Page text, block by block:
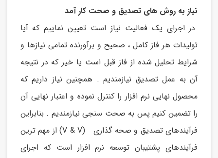
نیاز به روش های تصدیق و صحت کار آمد
در اجرای یک فعالیت نیاز است تعیین نماییم که آیا
تولیدات هر فاز کامل ، صحیح و برآورنده تمامی نیازها و
شرایط تحلیل شده از فاز قبل است یا خیر که در نتیجه
آن به عمل تصدیق نیازمندیم . همچنین نیاز داریم که
محصول نهایی نرم افزار را کنترل نموده و اعتبار نهایی آن
را تضمین کنیم پس به صحت سنجی نیازمندیم . بنابراین
فرآیندهای تصدیق و صحه گذاری (V & V) از مهم ترین
فرآیندهای پشتیبان توسعه نرم افزار است که اجرای